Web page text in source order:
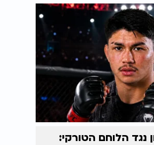
נגד הלוחם הטורקי: